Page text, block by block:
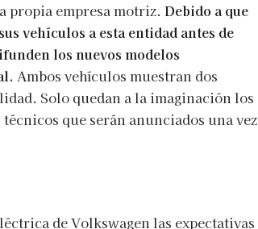
propia empresa motriz. Debido a que
vehículos a esta entidad antes de
los nuevos modelos
Ambos vehículos muestran dos
Solo quedan a la imaginación los
que serán anunciados una vez
de Volkswagen las expectativas